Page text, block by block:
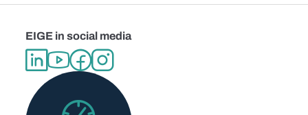
EIGE in social media